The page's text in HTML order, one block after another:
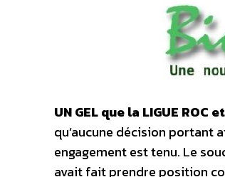
UN GEL que la LIGUE ROC
qu’aucune décision portant
engagement est tenu. Le
avait fait prendre position